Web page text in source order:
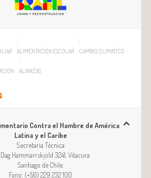
ALIMENTACIÓN ESCOLAR CAMBIO CLIMÁTICO
ALIANZAS
Contra el Hambre de América
Latina y el Caribe
Secretaría Técnica
Hammarrskjöld 3241, Vitacura
Santiago de Chile
Fono: (+56) 229 232 100